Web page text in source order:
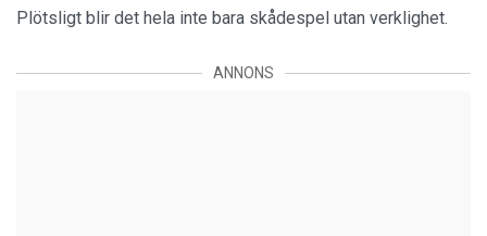
Plötsligt blir det hela inte bara skådespel utan verklighet.
ANNONS